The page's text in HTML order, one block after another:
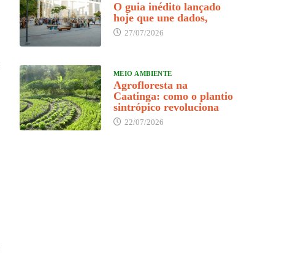
O guia inédito lançado
hoje que une dados,
27/07/2026
MEIO AMBIENTE
Agrofloresta na
Caatinga: como o plantio
sintrópico revoluciona
22/07/2026